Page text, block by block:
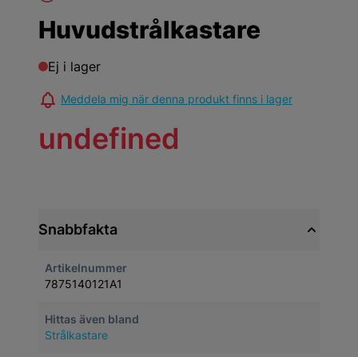
Huvudstrålkastare
Ej i lager
Meddela mig när denna produkt finns i lager
undefined
Snabbfakta
Artikelnummer
7875140121A1
Hittas även bland
Strålkastare